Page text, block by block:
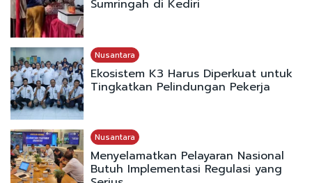
Sumringah di Kediri
Nusantara
Ekosistem K3 Harus Diperkuat untuk
Tingkatkan Pelindungan Pekerja
Nusantara
Menyelamatkan Pelayaran Nasional
Butuh Implementasi Regulasi yang